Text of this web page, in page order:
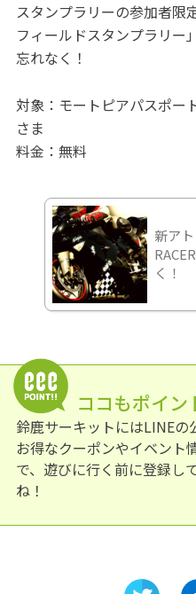
スタンプラリーの参加者限
フィールドスタンプラリー
忘れなく！
対象：モートピアパスポー
さま
料金：無料
新ア
く！
ココもポイン
鈴鹿サーキットにはLINEの
お得なクーポンやイベント
で、遊びに行く前に登録し
ね！